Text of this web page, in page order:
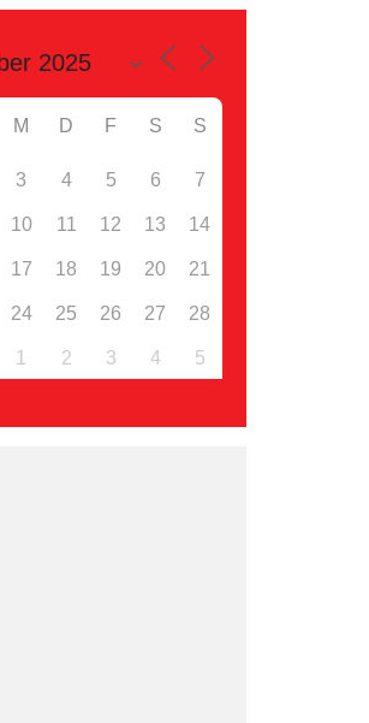
M D F S S
3 4 5 6 7
10 11 12 13 14
17 18 19 20 21
24 25 26 27 28
1 2 3 4 5